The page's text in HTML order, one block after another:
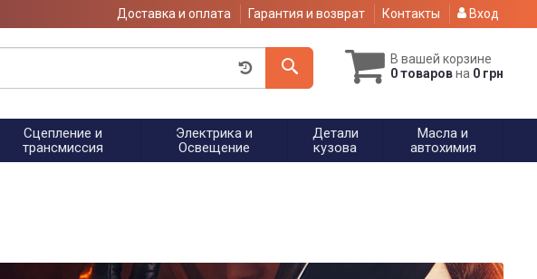
Доставка и оплата Гарантия и возврат Контакты Вход
В вашей корзине
0 товаровна 0 грн
Сцепление и
трансмиссия
Электрика и
Освещение
Детали
кузова
Масла и
автохимия